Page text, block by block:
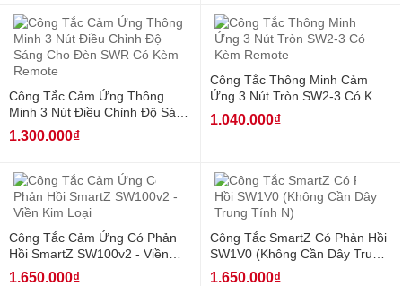
Công Tắc Cảm Ứng Thông
Minh 3 Nút Điều Chỉnh Độ Sáng
Cho Đèn SWR Có Kèm Remote
1.300.000₫
Công Tắc Thông Minh Cảm
Ứng 3 Nút Tròn SW2-3 Có Kèm
Remote
1.040.000₫
Công Tắc Cảm Ứng Có Phản
Hồi SmartZ SW100v2 - Viền
Kim Loại
1.650.000₫
Công Tắc SmartZ Có Phản Hồi
SW1V0 (Không Cần Dây Trung
Tính N)
1.650.000₫